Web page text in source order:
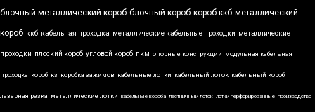
блочный металлический короб блочный короб короб ккб металлический
короб ккб кабельная проходка металлические кабельные проходки металлические
проходки плоский короб угловой короб пкм опорные конструкции модульная кабельная
проходка короб кз коробка зажимов кабельные лотки кабельный лоток кабельный короб
лазерная резка металлические лотки кабельные короба лестничный лоток лотки перфорированные производство